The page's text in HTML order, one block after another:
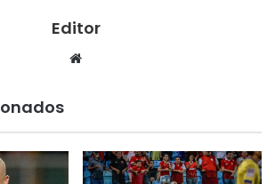
Editor
Website